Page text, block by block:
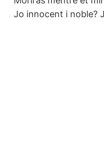
Jo innocent i noble?